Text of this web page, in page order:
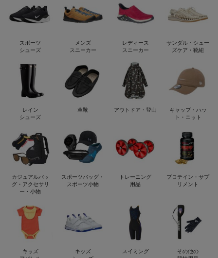
スポーツ
シューズ
メンズ
スニーカー
レディース
スニーカー
サンダル・シュー
ズケア・靴紐
レイン
シューズ
革靴 アウトドア・登山
キャップ・ハッ
ト・ニット
カジュアルバッ
グ・アクセサリ
ー・小物
スポーツバッグ・
スポーツ小物
トレーニング
用品
プロテイン・サプ
リメント
キッズ
キッズ
スイミング
その他の